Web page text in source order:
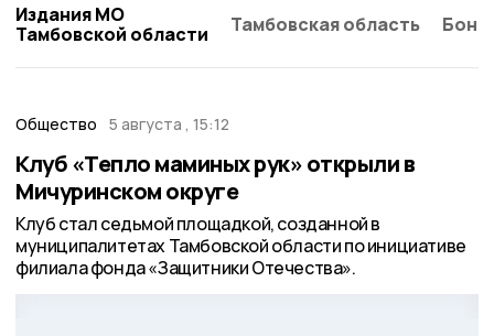
Издания МО
Тамбовской области
Тамбовская область
Общество 5 августа , 15:12
Клуб «Тепло маминых рук» открыли в
Мичуринском округе
Клуб стал седьмой площадкой, созданной в
муниципалитетах Тамбовской области по инициативе
филиала фонда «Защитники Отечества».